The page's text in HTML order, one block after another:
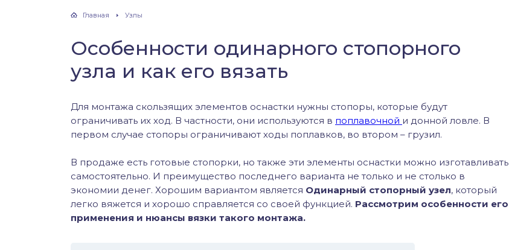
Главная Узлы
Особенности одинарного стопорного
узла и как его вязать
Для монтажа скользящих элементов оснастки нужны стопоры, которые будут
ограничивать их ход. В частности, они используются в поплавочной и донной ловле. В
первом случае стопоры ограничивают ходы поплавков, во втором – грузил.
В продаже есть готовые стопорки, но также эти элементы оснастки можно изготавливать
самостоятельно. И преимущество последнего варианта не только и не столько в
экономии денег. Хорошим вариантом является Одинарный стопорный узел, который
легко вяжется и хорошо справляется со своей функцией. Рассмотрим особенности его
применения и нюансы вязки такого монтажа.